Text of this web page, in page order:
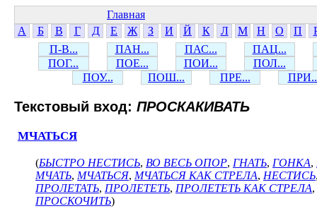
Главная
А
Б В Г Д Е Ж З И Й К Л М Н О П
П-В...
ПАН... ПАС...
ПАЦ...
ПОГ...
ПОЕ... ПОИ...
ПОЛ...
ПОУ...
ПОШ... ПРЕ...
Текстовый вход: ПРОСКАКИВАТЬ
МЧАТЬСЯ
(БЫСТРО НЕСТИСЬ, ВО ВЕСЬ ОПОР, ГНАТЬ, ГОНКА,
МЧАТЬ, МЧАТЬСЯ, МЧАТЬСЯ КАК СТРЕЛА, НЕСТИСЬ
ПРОЛЕТАТЬ, ПРОЛЕТЕТЬ, ПРОЛЕТЕТЬ КАК СТРЕЛА,
ПРОСКОЧИТЬ)